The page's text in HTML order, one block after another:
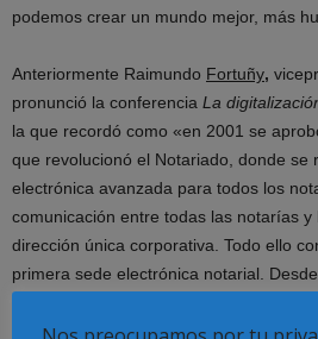
podemos crear un mundo mejor, más
Anteriormente Raimundo Fortuñy,
pronunció la conferencia La
la que recordó como «en 2001 se
que revolucionó el Notariado, donde se
electrónica avanzada para todos los
comunicación entre todas las notarías y
dirección única corporativa. Todo ello
primera sede electrónica notarial.
públicas realizadas por los notarios